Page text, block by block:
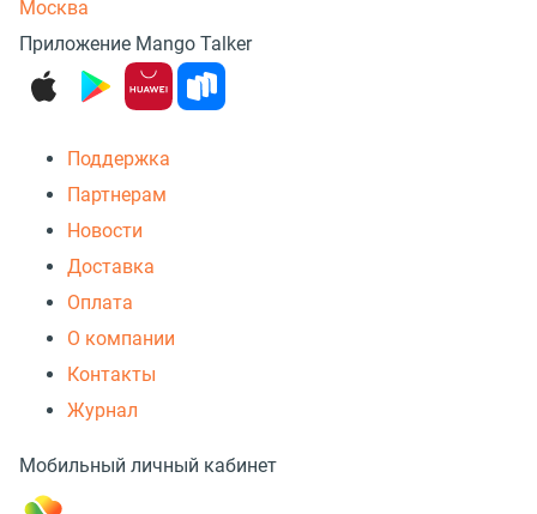
Москва
Приложение Mango Talker
Поддержка
Партнерам
Новости
Доставка
Оплата
О компании
Контакты
Журнал
Мобильный личный кабинет